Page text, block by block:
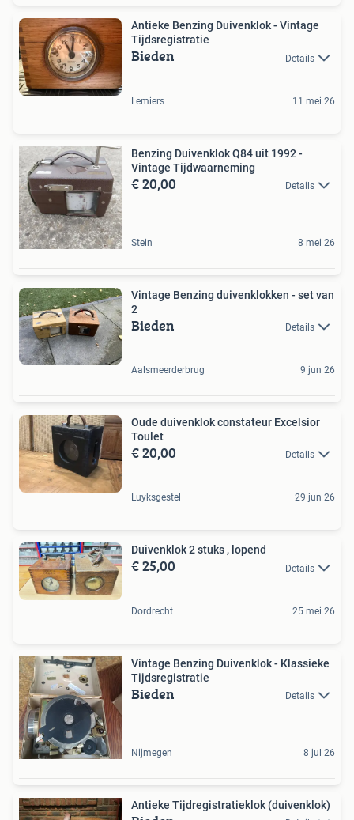
Antieke Benzing Duivenklok - Vintage
Tijdsregistratie
Bieden Details
Lemiers 11 mei 26
Benzing Duivenklok Q84 uit 1992 -
Vintage Tijdwaarneming
€ 20,00 Details
Stein 8 mei 26
Vintage Benzing duivenklokken - set van
2
Bieden Details
Aalsmeerderbrug 9 jun 26
Oude duivenklok constateur Excelsior
Toulet
€ 20,00 Details
Luyksgestel 29 jun 26
Duivenklok 2 stuks , lopend
€ 25,00 Details
Dordrecht 25 mei 26
Vintage Benzing Duivenklok - Klassieke
Tijdsregistratie
Bieden Details
Nijmegen 8 jul 26
Antieke Tijdregistratieklok (duivenklok)